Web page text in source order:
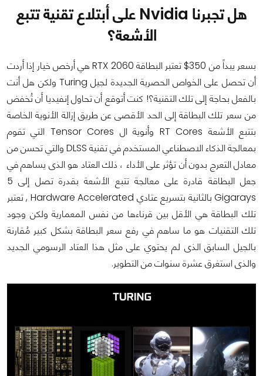
هل تجبرنا Nvidia على أبتلاع تقنية تتبع
الأشعة؟
بسعر يبداً من 350$ تعتبر البطاقة RTX 2060 هي أرخص خيار إذا أردت
أن تحصل على الخواص الحصرية الجديدة لجيل Turing ولكن هل أنت
بالفعل بحاجة إلى تلك التقنية؟! كنت أتوقع أن تحاول إنفيديا أن تُخفض
من سعر تلك البطاقة إلى الحد الأقصى عن طريق إزالة الأنوية الخاصة
بتتبع الأشعة RT Cores وأنوية ال Tensor Cores التي تقوم
بمعالجة الذكاء الاصطناعي المستخدم في تقنية DLSS والتي تحسن من
معادل التعرج بدون أن تؤثر على الأداء ، ذلك العتاد هو الذى يساهم في
جعل البطاقة قادرة على معالجة تتبع الأشعة بقدرة تصل إلى 5
Gigarays بالثانية بتسريع عتادي Hardware Accelerated , تعتبر
تلك البطاقة هي الأقل بين قرناءها من نفس المعمارية ولكن وجود
تلك التقنيات هو ما ساهم في رفع سعر البطاقة بشكل كبير مُقارنة
بالجيل السابق الذى لم يحتوي على مثل هذا العتاد الرسومي الجديد
والذى استغرق عشرة سنوات من التطوير.